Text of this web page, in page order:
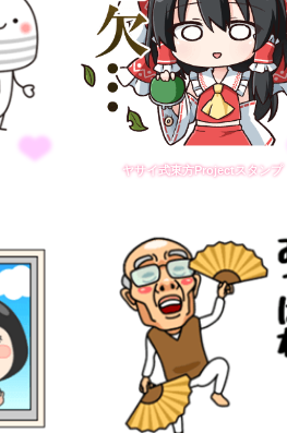
ヤサイ式東方Projectスタンプ